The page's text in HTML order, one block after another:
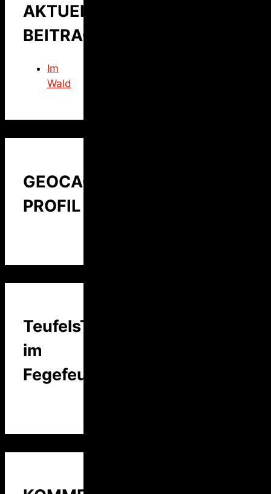
AKTUELLER
BEITRAG
Im
Wald
GEOCACHING
PROFIL
TeufelsTalk
im
Fegefeuer